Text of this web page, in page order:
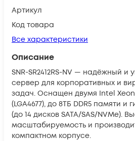
Артикул
Код товара
Все характеристики
Описание
SNR-SR2412RS-NV — надёжный и
сервер для корпоративных и
задач. Оснащен двумя Intel
(LGA4677), до 8ТБ DDR5 памяти
(до 14 дисков SATA/SAS/NVMe).
масштабируемость и
компактном корпусе.